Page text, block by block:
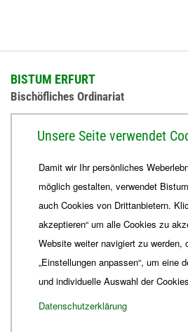
BISTUM ERFURT
Bischöfliches Ordinariat
+49 361 6572-444
ordinariat Bistum-Erfurt.de
Unsere Seite verwendet
Damit wir Ihr persönliches
möglich gestalten, verwendet
auch Cookies von Drittanbietern.
akzeptieren“ um alle Cookies zu
Website weiter navigiert zu werden,
„Einstellungen anpassen“, um eine
und individuelle Auswahl der
Datenschutzerklärung